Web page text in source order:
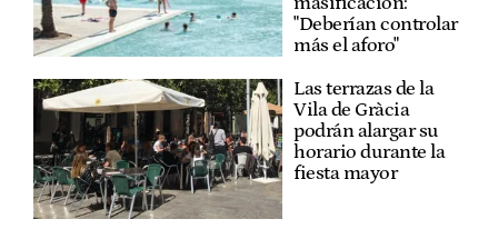
"Deberían controlar
más el aforo"
Las terrazas de la
Vila de Gràcia
podrán alargar su
horario durante la
fiesta mayor